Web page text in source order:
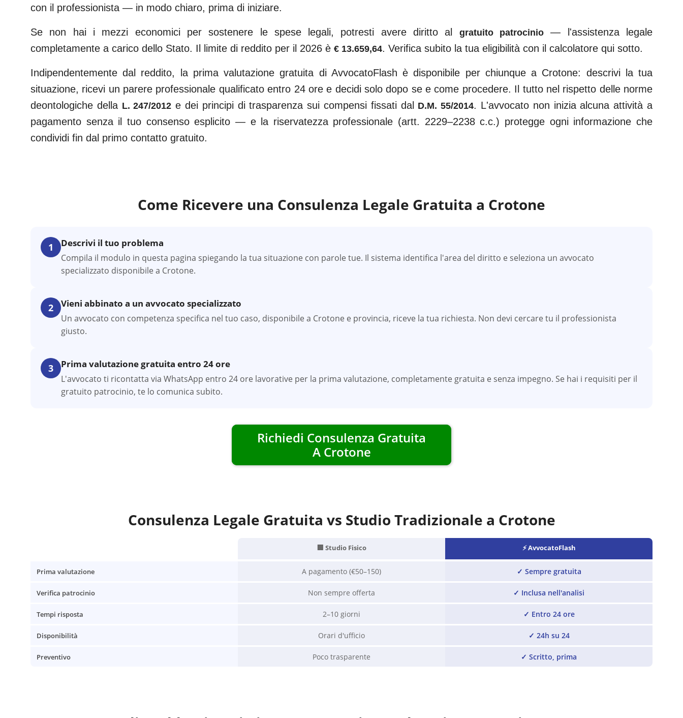
con il professionista — in modo chiaro, prima di iniziare.
Se non hai i mezzi economici per sostenere le spese legali, potresti avere diritto al gratuito patrocinio — l'assistenza legale
completamente a carico dello Stato. Il limite di reddito per il 2026 è € 13.659,64. Verifica subito la tua eligibilità con il calcolatore qui sotto.
Indipendentemente dal reddito, la prima valutazione gratuita di AvvocatoFlash è disponibile per chiunque a Crotone: descrivi la tua
situazione, ricevi un parere professionale qualificato entro 24 ore e decidi solo dopo se e come procedere. Il tutto nel rispetto delle norme
deontologiche della L. 247/2012 e dei principi di trasparenza sui compensi fissati dal D.M. 55/2014. L'avvocato non inizia alcuna attività a
pagamento senza il tuo consenso esplicito — e la riservatezza professionale (artt. 2229–2238 c.c.) protegge ogni informazione che
condividi fin dal primo contatto gratuito.
Come Ricevere una Consulenza Legale Gratuita a Crotone
1 Descrivi il tuo problema
Compila il modulo in questa pagina spiegando la tua situazione con parole tue. Il sistema identifica l'area del diritto e seleziona un avvocato
specializzato disponibile a Crotone.
2 Vieni abbinato a un avvocato specializzato
Un avvocato con competenza specifica nel tuo caso, disponibile a Crotone e provincia, riceve la tua richiesta. Non devi cercare tu il professionista
giusto.
3 Prima valutazione gratuita entro 24 ore
L'avvocato ti ricontatta via WhatsApp entro 24 ore lavorative per la prima valutazione, completamente gratuita e senza impegno. Se hai i requisiti per il
gratuito patrocinio, te lo comunica subito.
Richiedi Consulenza Gratuita
A Crotone
Consulenza Legale Gratuita vs Studio Tradizionale a Crotone
🏢 Studio Fisico ⚡ AvvocatoFlash
Prima valutazione A pagamento (€50–150) ✓ Sempre gratuita
Verifica patrocinio Non sempre offerta ✓ Inclusa nell'analisi
Tempi risposta 2–10 giorni ✓ Entro 24 ore
Disponibilità Orari d'ufficio ✓ 24h su 24
Preventivo Poco trasparente ✓ Scritto, prima